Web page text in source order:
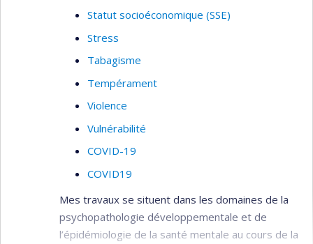
Statut socioéconomique (SSE)
Stress
Tabagisme
Tempérament
Violence
Vulnérabilité
COVID-19
COVID19
Mes travaux se situent dans les domaines de la
psychopathologie développementale et de
l’épidémiologie de la santé mentale au cours de la